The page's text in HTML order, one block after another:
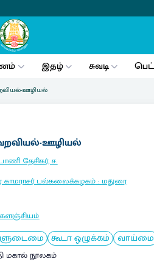
இதழ் சுவடி
ஊழியல்
ஊழியல்
தேசிகர், ச.
காமராசர் பல்கலைக்கழகம்:மதுரை
கூடா ஒழுக்கம் வாய்மை
மகால் நூலகம்